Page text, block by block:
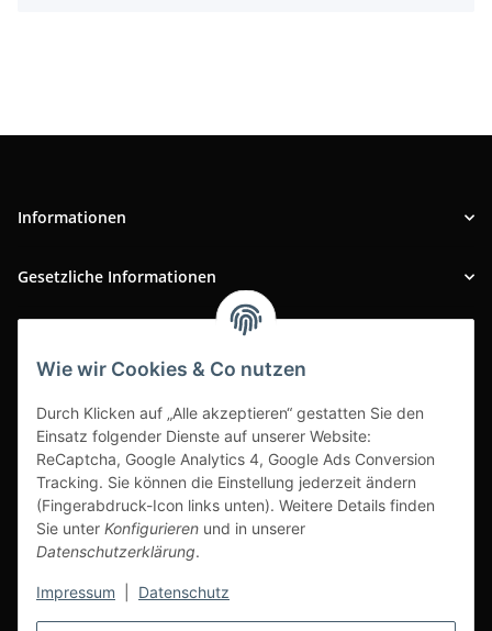
Wie wir Cookies & Co nutzen
Durch Klicken auf „Alle akzeptieren“ gestatten Sie den
Einsatz folgender Dienste auf unserer Website:
ReCaptcha, Google Analytics 4, Google Ads Conversion
Tracking. Sie können die Einstellung jederzeit ändern
(Fingerabdruck-Icon links unten). Weitere Details finden
Sie unter Konfigurieren und in unserer
Datenschutzerklärung.
Impressum Datenschutz
Informationen
Gesetzliche Informationen